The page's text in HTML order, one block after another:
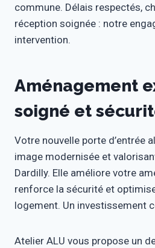
commune. Délais respectés,
réception soignée : notre
intervention.
Aménagement
soigné et
Votre nouvelle porte d’entrée
image modernisée et
Dardilly. Elle améliore votre
renforce la sécurité et
logement. Un investissement
Atelier ALU vous propose un